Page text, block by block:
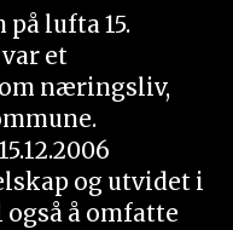
lufta 15.
et
næringsliv,
og utvidet i
å omfatte